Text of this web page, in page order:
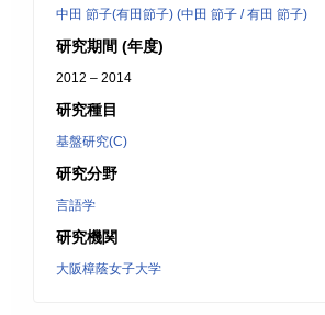
中田 節子(有田節子) (中田 節子 / 有田 節子)
研究期間 (年度)
2012 – 2014
研究種目
基盤研究(C)
研究分野
言語学
研究機関
大阪樟蔭女子大学